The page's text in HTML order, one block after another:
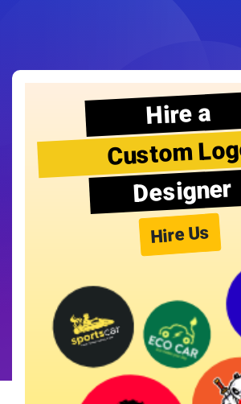
Hire a
Custom
Designer
Hire Us